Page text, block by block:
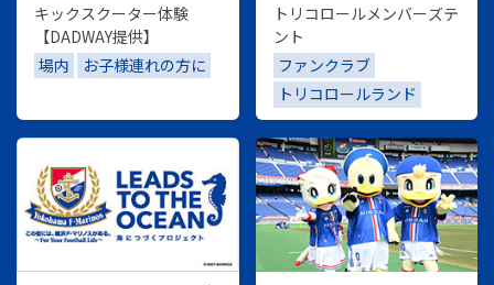
キックスクーター体験
【DADWAY提供】
場内
お子様連れの方に
トリコロールメンバーズテ
ント
ファンクラブ
トリコロールランド